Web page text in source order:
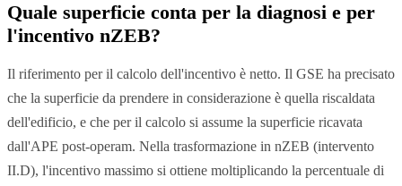
Quale superficie conta per la diagnosi e per
l'incentivo nZEB?
Il riferimento per il calcolo dell'incentivo è netto. Il GSE ha precisato
che la superficie da prendere in considerazione è quella riscaldata
dell'edificio, e che per il calcolo si assume la superficie ricavata
dall'APE post-operam. Nella trasformazione in nZEB (intervento
II.D), l'incentivo massimo si ottiene moltiplicando la percentuale di